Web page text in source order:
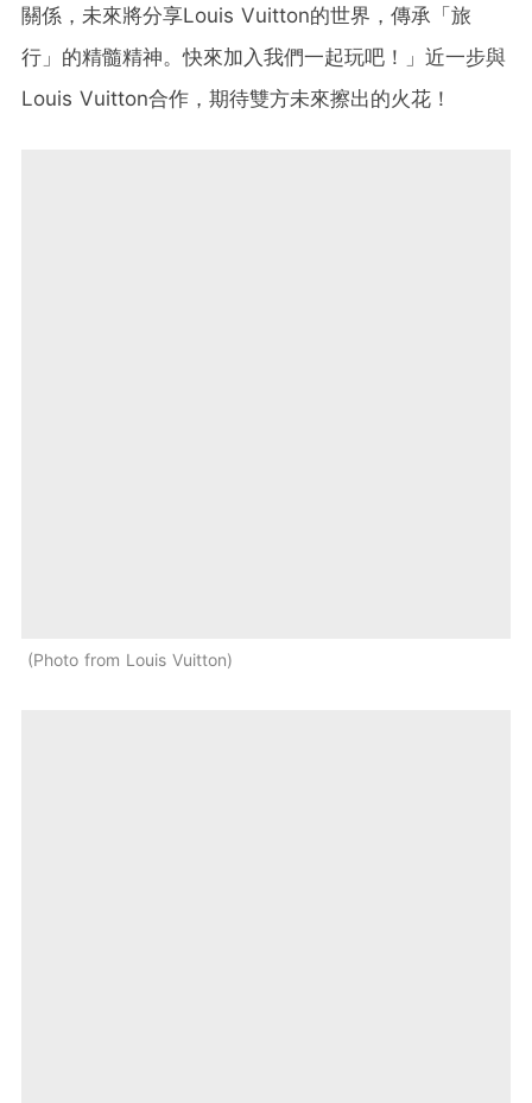
關係，未來將分享Louis Vuitton的世界，傳承「旅
行」的精髓精神。快來加入我們一起玩吧！」近一步與
Louis Vuitton合作，期待雙方未來擦出的火花！
Photo from Louis Vuitton